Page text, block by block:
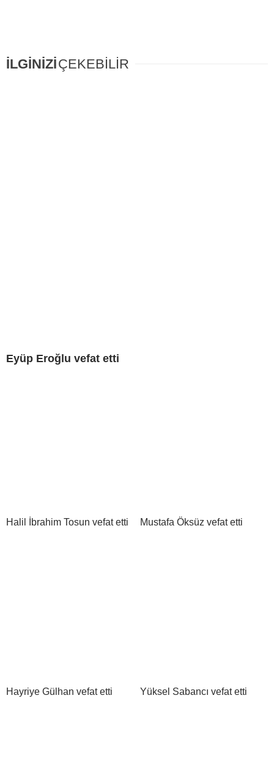
İLGİNİZİÇEKEBİLİR
Eyüp Eroğlu vefat etti
Halil İbrahim Tosun vefat etti Mustafa Öksüz vefat etti
Hayriye Gülhan vefat etti Yüksel Sabancı vefat etti